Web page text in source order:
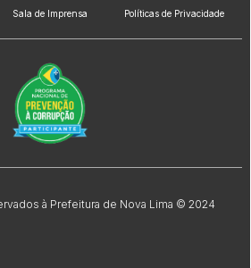
Sala de Imprensa Políticas de Privacidade
à Prefeitura de Nova Lima © 2024